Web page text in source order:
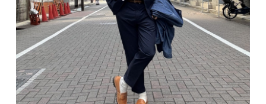
新着一覧 ファッション
ファッション小物 生活日用品
インテリア 食器、キッチン